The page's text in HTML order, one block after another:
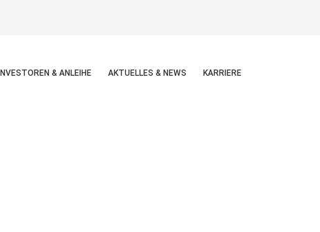
INVESTOREN & ANLEIHE AKTUELLES & NEWS KARRIERE